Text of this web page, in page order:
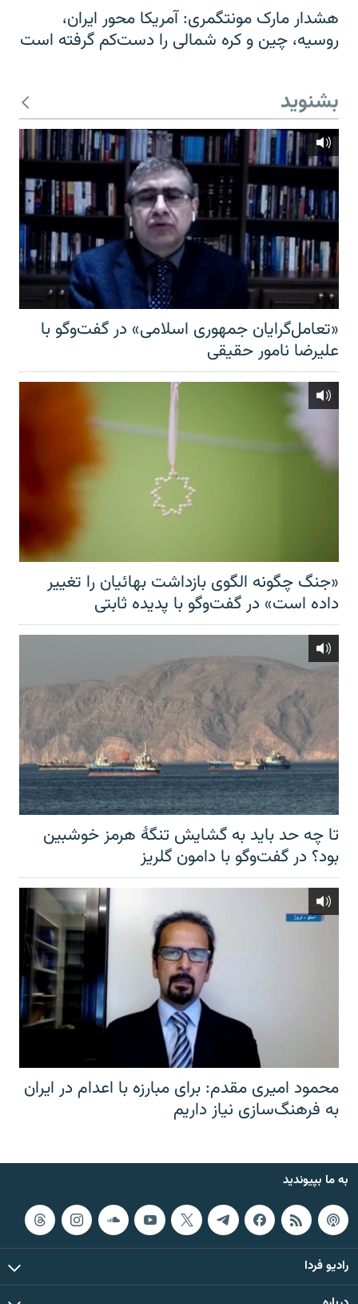
هشدار مارک مونتگمری: آمریکا محور ایران،
روسیه، چین و کره شمالی را دست‌کم گرفته است
بشنوید
«تعامل‌گرایان جمهوری اسلامی» در گفت‌وگو با
علیرضا نامور حقیقی
«جنگ چگونه الگوی بازداشت بهائیان را تغییر
داده است» در گفت‌وگو با پدیده ثابتی
تا چه حد باید به گشایش تنگهٔ هرمز خوشبین
بود؟ در گفت‌وگو با دامون گلریز
محمود امیری مقدم: برای مبارزه با اعدام در ایران
به فرهنگ‌سازی نیاز داریم
به ما بپیوندید
رادیو فردا